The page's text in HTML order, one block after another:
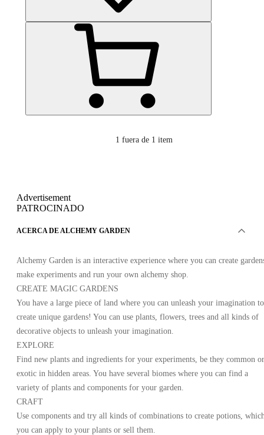
1 fuera de 1 item
Advertisement
PATROCINADO
ACERCA DE ALCHEMY GARDEN
Alchemy Garden is an interactive experience where you can create
make experiments and run your own alchemy shop.
CREATE MAGIC GARDENS
You have a large piece of land where you can unleash your imagination to
create unique gardens! You can use plants, flowers, trees and all kinds of
decorative objects to unleash your imagination.
EXPLORE
Find new plants and ingredients for your experiments, be they common or
exotic in hidden areas. You have several biomes where you can find a
variety of plants and components for your garden.
CRAFT
Use components and try all kinds of combinations to create potions,
you can apply to your plants or sell them.